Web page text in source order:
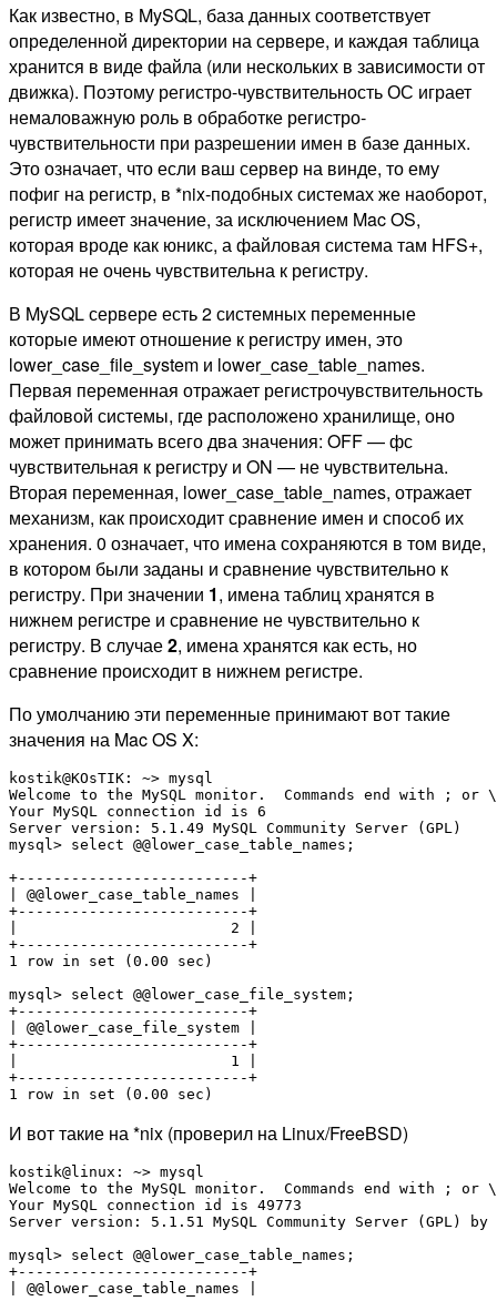
Как известно, в MySQL, база данных соответствует
определенной директории на сервере, и каждая таблица
хранится в виде файла (или нескольких в зависимости от
движка). Поэтому регистро-чувствительность ОС играет
немаловажную роль в обработке регистро-
чувствительности при разрешении имен в базе данных.
Это означает, что если ваш сервер на винде, то ему
пофиг на регистр, в *nix-подобных системах же наоборот,
регистр имеет значение, за исключением Mac OS,
которая вроде как юникс, а файловая система там HFS+,
которая не очень чувствительна к регистру.
В MySQL сервере есть 2 системных переменные
которые имеют отношение к регистру имен, это
lower_case_file_system и lower_case_table_names.
Первая переменная отражает регистрочувствительность
файловой системы, где расположено хранилище, оно
может принимать всего два значения: OFF — фс
чувствительная к регистру и ON — не чувствительна.
Вторая переменная, lower_case_table_names, отражает
механизм, как происходит сравнение имен и способ их
хранения. 0 означает, что имена сохраняются в том виде,
в котором были заданы и сравнение чувствительно к
регистру. При значении 1, имена таблиц хранятся в
нижнем регистре и сравнение не чувствительно к
регистру. В случае2, имена хранятся как есть, но
сравнение происходит в нижнем регистре.
По умолчанию эти переменные принимают вот такие
значения на Mac OS X:
kostik@KOsTIK: ~> mysql
Welcome to the MySQL monitor.  Commands end with ; or
Your MySQL connection id is 6
Server version: 5.1.49 MySQL Community Server (GPL)
mysql> select @@lower_case_table_names;
+--------------------------+
| @@lower_case_table_names |
+--------------------------+
|                        2 |
+--------------------------+
1 row in set (0.00 sec)
mysql> select @@lower_case_file_system;
+--------------------------+
| @@lower_case_file_system |
+--------------------------+
|                        1 |
+--------------------------+
1 row in set (0.00 sec)
И вот такие на *nix (проверил на Linux/FreeBSD)
kostik@linux: ~> mysql
Welcome to the MySQL monitor.  Commands end with ; or
Your MySQL connection id is 49773
Server version: 5.1.51 MySQL Community Server (GPL) by
mysql> select @@lower_case_table_names;
+--------------------------+
| @@lower_case_table_names |